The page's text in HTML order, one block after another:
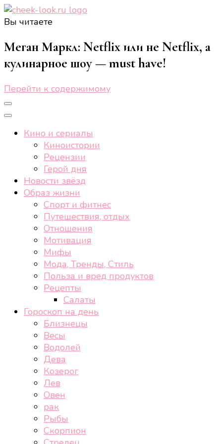
здоровом образе жизни, спорте, стиле, отдыхе и
еде.
Вы читаете
Меган Маркл: Netflix или не Netflix, а
кулинарное шоу — must have!
Перейти к содержимому
Кино и сериалы
Киноистории
Рецензии
Герой дня
Новости звёзд
Образ жизни
Спорт и фитнес
Путешествия, отдых
Отношения
Мотивация
Мифы
Мода, Тренды, Стиль
Польза и вред продуктов
Рецепты
Салаты
Гороскоп на день
Близнецы
Весы
Водолей
Дева
Козерог
Лев
Овен
рак
Рыбы
Скорпион